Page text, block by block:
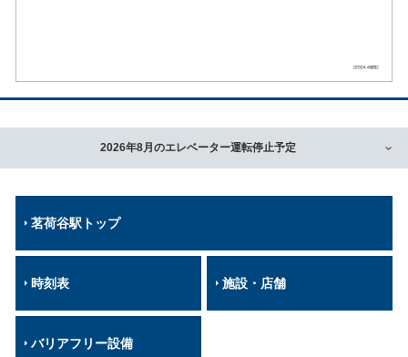
2026年8月のエレベーター運転停止予定
茗荷谷駅トップ
時刻表 施設・店舗
バリアフリー設備